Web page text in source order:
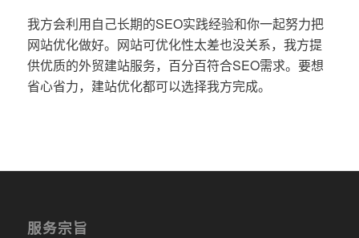
我方会利用自己长期的SEO实践经验和你一起努力把
网站优化做好。网站可优化性太差也没关系，我方提
供优质的外贸建站服务，百分百符合SEO需求。要想
省心省力，建站优化都可以选择我方完成。
服务宗旨